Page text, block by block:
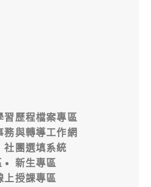
習歷程檔案專區
務與轉導工作網
社團選填系統
新生專區
上授課專區